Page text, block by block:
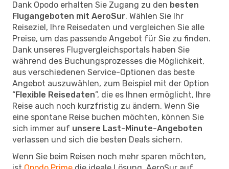
Dank Opodo erhalten Sie Zugang zu den besten
Flugangeboten mit AeroSur. Wählen Sie Ihr
Reiseziel, Ihre Reisedaten und vergleichen Sie alle
Preise, um das passende Angebot für Sie zu finden.
Dank unseres Flugvergleichsportals haben Sie
während des Buchungsprozesses die Möglichkeit,
aus verschiedenen Service-Optionen das beste
Angebot auszuwählen, zum Beispiel mit der Option
“Flexible Reisedaten”, die es Ihnen ermöglicht, Ihre
Reise auch noch kurzfristig zu ändern. Wenn Sie
eine spontane Reise buchen möchten, können Sie
sich immer auf unsere Last-Minute-Angeboten
verlassen und sich die besten Deals sichern.
Wenn Sie beim Reisen noch mehr sparen möchten,